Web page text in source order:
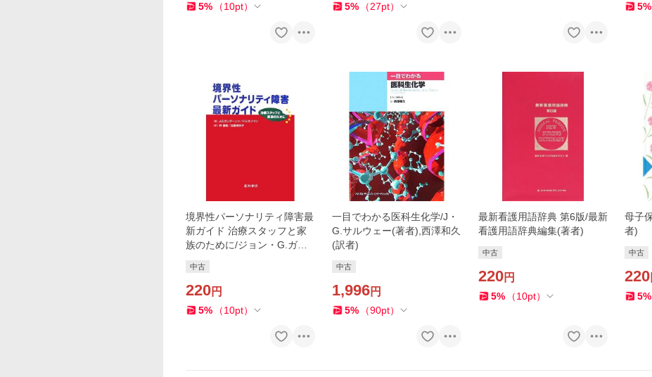
5% （10pt） 5% （27pt） 5%
境界性パーソナリティ障害最
新ガイド 治療スタッフと家
族のために/ジョン・G.ガン
中古
220円
5% （10pt）
一目でわかる医科生化学/J・
G.サルウェー(著者),西澤和久
(訳者)
中古
1,996円
5% （90pt）
最新看護用語辞典 第6版/最新
看護用語辞典編集(著者)
中古
220円
5% （10pt）
母子
者)
中古
220
5%